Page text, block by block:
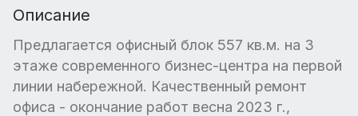
Описание
Предлагается офисный блок 557 кв.м. на 3
этаже современного бизнес-центра на первой
линии набережной. Качественный ремонт
офиса - окончание работ весна 2023 г.,